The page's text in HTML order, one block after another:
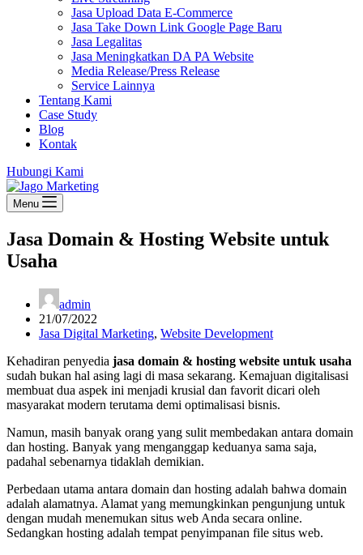
Jasa Upload Data E-Commerce
Jasa Take Down Link Google Page Baru
Jasa Legalitas
Jasa Meningkatkan DA PA Website
Media Release/Press Release
Service Lainnya
Tentang Kami
Case Study
Blog
Kontak
Hubungi Kami
Menu
Jasa Domain & Hosting Website untuk
Usaha
admin
21/07/2022
Jasa Digital Marketing, Website Development
Kehadiran penyedia jasa domain & hosting website untuk usaha
sudah bukan hal asing lagi di masa sekarang. Kemajuan digitalisasi
membuat dua aspek ini menjadi krusial dan favorit dicari oleh
masyarakat modern terutama demi optimalisasi bisnis.
Namun, masih banyak orang yang sulit membedakan antara domain
dan hosting. Banyak yang menganggap keduanya sama saja,
padahal sebenarnya tidaklah demikian.
Perbedaan utama antara domain dan hosting adalah bahwa domain
adalah alamatnya. Alamat yang memungkinkan pengunjung untuk
dengan mudah menemukan situs web Anda secara online.
Sedangkan hosting adalah tempat penyimpanan file situs web.